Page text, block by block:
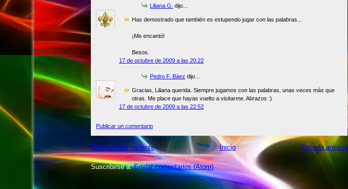
Liliana G. dijo...
Has demostrado que también es estupendo jugar con las palabras...
¡Me encantó!
Besos.
17 de octubre de 2009 a las 20:22
Pedro F. Báez dijo...
Gracias, Liliana querida. Siempre jugamos con las palabras, unas veces más que
otras. Me place que hayas vuelto a visitarme. Abrazos :)
17 de octubre de 2009 a las 22:52
Publicar un comentario
Entrada más reciente Entrada antigua
Inicio
Suscribirse a:Enviar comentarios (Atom)